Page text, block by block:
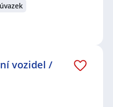
vozidel /